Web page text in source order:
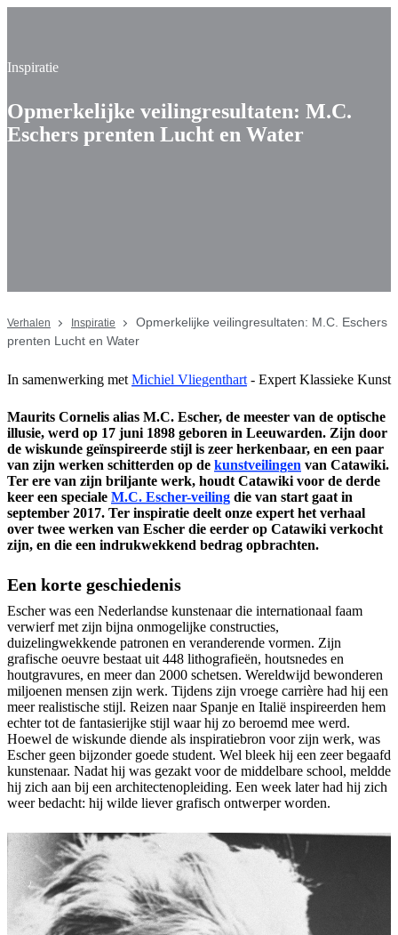
Inspiratie
Opmerkelijke veilingresultaten: M.C.
Eschers prenten Lucht en Water
Verhalen Inspiratie
Opmerkelijke veilingresultaten: M.C. Eschers
prenten Lucht en Water
In samenwerking met Michiel Vliegenthart - Expert Klassieke Kunst
Maurits Cornelis alias M.C. Escher, de meester van de optische
illusie, werd op 17 juni 1898 geboren in Leeuwarden. Zijn door
de wiskunde geïnspireerde stijl is zeer herkenbaar, en een paar
van zijn werken schitterden op de kunstveilingen van Catawiki.
Ter ere van zijn briljante werk, houdt Catawiki voor de derde
keer een speciale M.C. Escher-veiling die van start gaat in
september 2017. Ter inspiratie deelt onze expert het verhaal
over twee werken van Escher die eerder op Catawiki verkocht
zijn, en die een indrukwekkend bedrag opbrachten.
Een korte geschiedenis
Escher was een Nederlandse kunstenaar die internationaal faam
verwierf met zijn bijna onmogelijke constructies,
duizelingwekkende patronen en veranderende vormen. Zijn
grafische oeuvre bestaat uit 448 lithografieën, houtsnedes en
houtgravures, en meer dan 2000 schetsen. Wereldwijd bewonderen
miljoenen mensen zijn werk. Tijdens zijn vroege carrière had hij een
meer realistische stijl. Reizen naar Spanje en Italië inspireerden hem
echter tot de fantasierijke stijl waar hij zo beroemd mee werd.
Hoewel de wiskunde diende als inspiratiebron voor zijn werk, was
Escher geen bijzonder goede student. Wel bleek hij een zeer begaafd
kunstenaar. Nadat hij was gezakt voor de middelbare school, meldde
hij zich aan bij een architectenopleiding. Een week later had hij zich
weer bedacht: hij wilde liever grafisch ontwerper worden.